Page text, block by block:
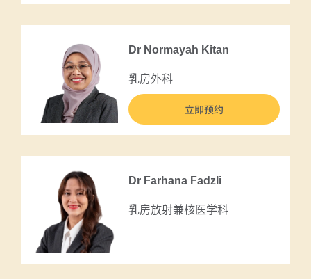
Dr Normayah Kitan
乳房外科
立即预约
Dr Farhana Fadzli
乳房放射兼核医学科